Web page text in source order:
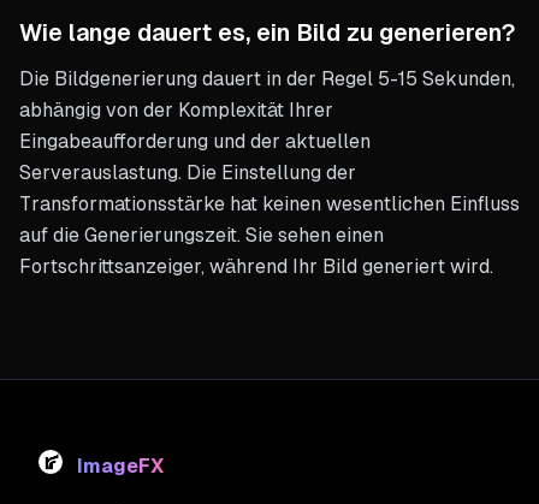
Wie lange dauert es, ein Bild zu generieren?
Die Bildgenerierung dauert in der Regel 5-15 Sekunden,
abhängig von der Komplexität Ihrer
Eingabeaufforderung und der aktuellen
Serverauslastung. Die Einstellung der
Transformationsstärke hat keinen wesentlichen Einfluss
auf die Generierungszeit. Sie sehen einen
Fortschrittsanzeiger, während Ihr Bild generiert wird.
ImageFX